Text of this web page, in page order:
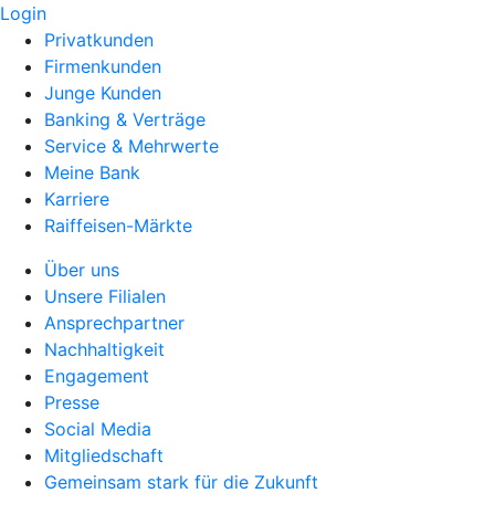
Login
Privatkunden
Firmenkunden
Junge Kunden
Banking & Verträge
Service & Mehrwerte
Meine Bank
Karriere
Raiffeisen-Märkte
Über uns
Unsere Filialen
Ansprechpartner
Nachhaltigkeit
Engagement
Presse
Social Media
Mitgliedschaft
Gemeinsam stark für die Zukunft